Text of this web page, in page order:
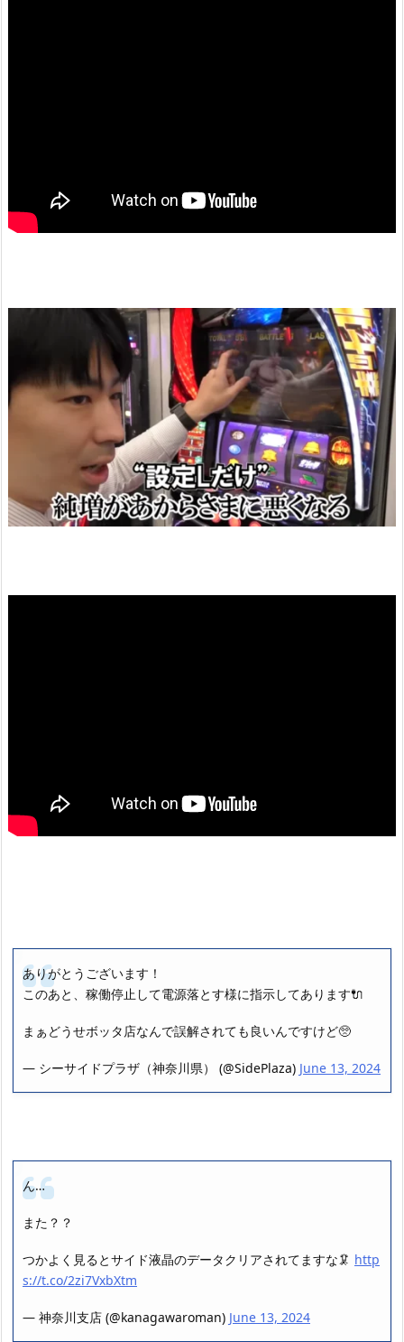
ありがとうございます！
このあと、稼働停止して電源落とす様に指示してあります🔌
まぁどうせボッタ店なんで誤解されても良いんですけど🥺
— シーサイドプラザ（神奈川県） (@SidePlaza) June 13, 2024
ん…
また？？
つかよく見るとサイド液晶のデータクリアされてますな🦑 http
s://t.co/2zi7VxbXtm
— 神奈川支店 (@kanagawaroman) June 13, 2024